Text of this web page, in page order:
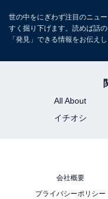
スパイスと野菜、
ーに生クリーム入
8月10日（火）発売
世の中をにぎわず注目のニュ
すく掘り下げます。読めば話
「発見」できる情報をお伝えし
All About
イチオシ
会社概要
プライバシーポリシー